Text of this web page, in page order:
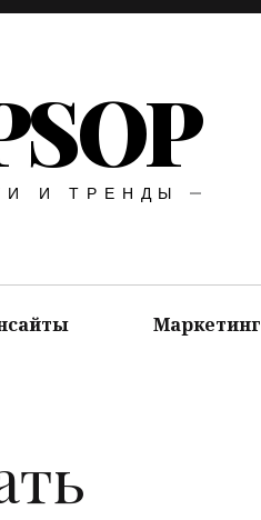
И ТРЕНДЫ
Маркетинг